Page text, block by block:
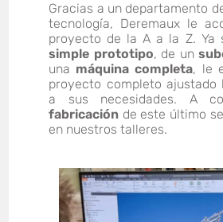
Gracias a un departamento
tecnología, Deremaux le
proyecto de la A a la Z. Ya
simple prototipo, de un
una máquina completa, le
proyecto completo ajustado
a sus necesidades. A
fabricación de este último
en nuestros talleres.